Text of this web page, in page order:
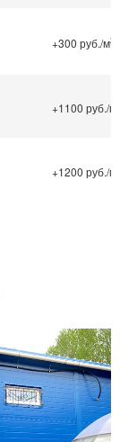
+300 руб./м2
+1100 руб./м
+1200 руб./м